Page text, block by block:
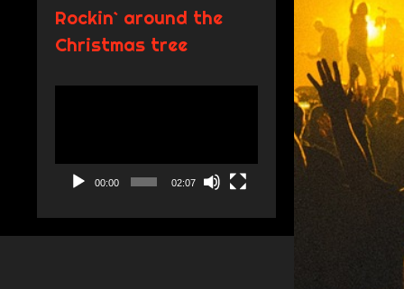
Rockin` around the
Christmas tree
00:00 02:07